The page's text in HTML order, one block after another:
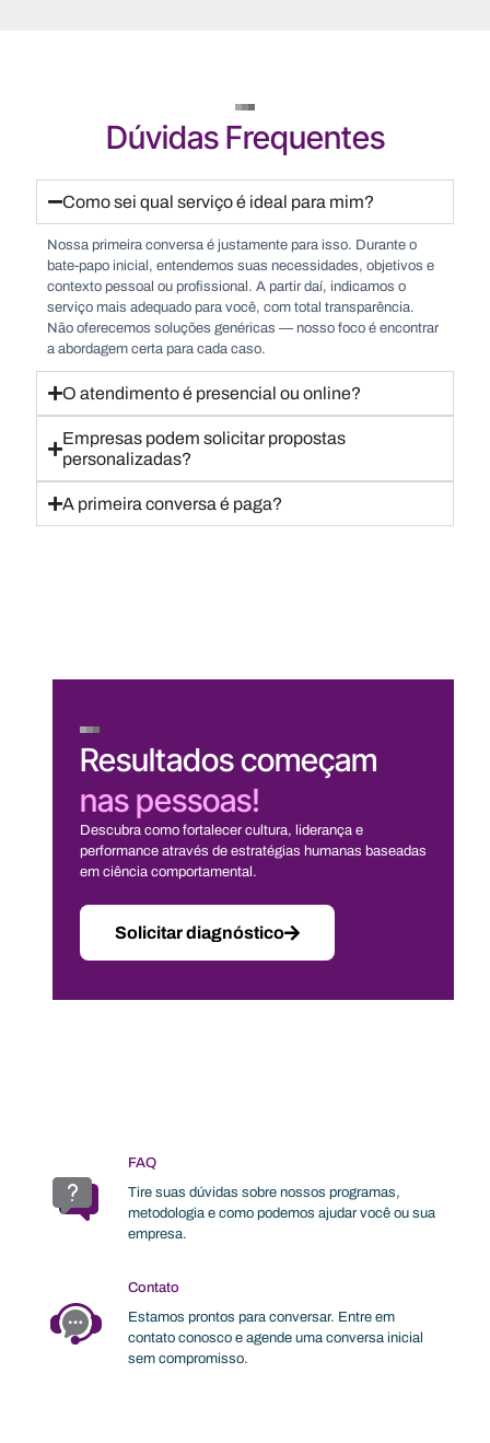
Dúvidas Frequentes
Como sei qual serviço é ideal para mim?
Nossa primeira conversa é justamente para isso. Durante o
bate-papo inicial, entendemos suas necessidades, objetivos e
contexto pessoal ou profissional. A partir daí, indicamos o
serviço mais adequado para você, com total transparência.
Não oferecemos soluções genéricas — nosso foco é encontrar
a abordagem certa para cada caso.
O atendimento é presencial ou online?
Empresas podem solicitar propostas
personalizadas?
A primeira conversa é paga?
Resultados começam
nas pessoas!
Descubra como fortalecer cultura, liderança e
performance através de estratégias humanas baseadas
em ciência comportamental.
Solicitar diagnóstico
FAQ
Tire suas dúvidas sobre nossos programas,
metodologia e como podemos ajudar você ou sua
empresa.
Contato
Estamos prontos para conversar. Entre em
contato conosco e agende uma conversa inicial
sem compromisso.